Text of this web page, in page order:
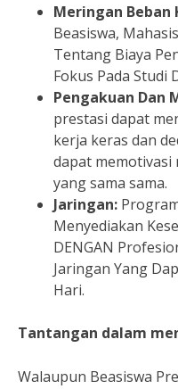
Meringan Beban
Beasiswa,
Tentang Biaya
Fokus Pada Studi
Pengakuan Dan
prestasi dapat
kerja keras dan
dapat memotivasi
yang sama sama.
Jaringan:
Menyediakan
DENGAN
Jaringan Yang
Hari.
Tantangan dalam
Walaupun Beasiswa